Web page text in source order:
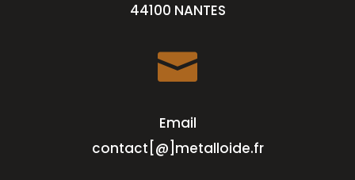
44100 NANTES

Email
contact[@]metalloide.fr